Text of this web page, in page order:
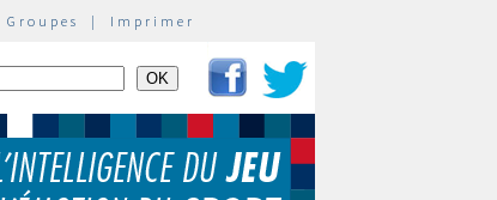
| Imprimer